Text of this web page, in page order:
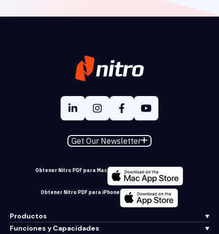
Get Our Newsletter
Obtener Nitro PDF para Mac
Obtener Nitro PDF para iPhone
Productos
Funciones y Capacidades